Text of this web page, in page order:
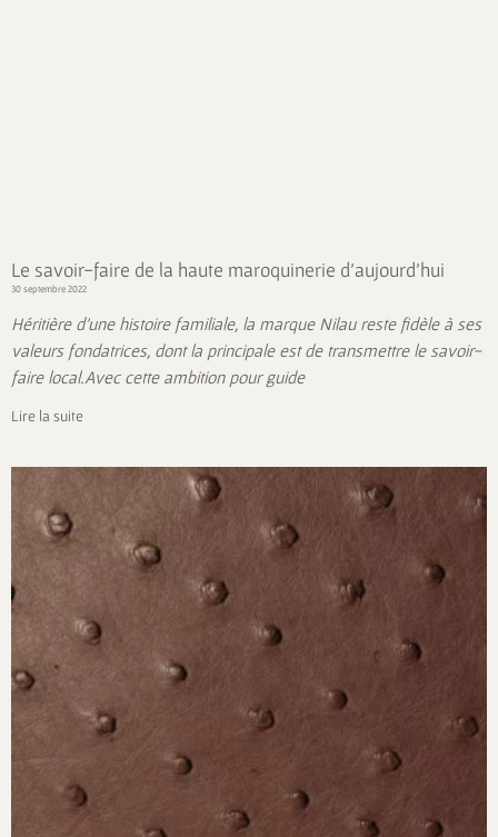
Le savoir-faire de la haute maroquinerie d’aujourd’hui
30 septembre 2022
Héritière d’une histoire familiale, la marque Nilau reste fidèle à ses
valeurs fondatrices, dont la principale est de transmettre le savoir-
faire local.Avec cette ambition pour guide
Lire la suite